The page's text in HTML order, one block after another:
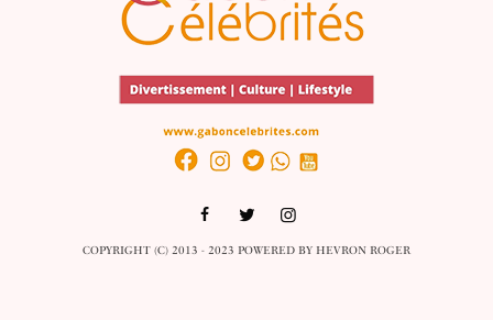
COPYRIGHT (C) 2013 - 2023 POWERED BYHEVRON ROGER